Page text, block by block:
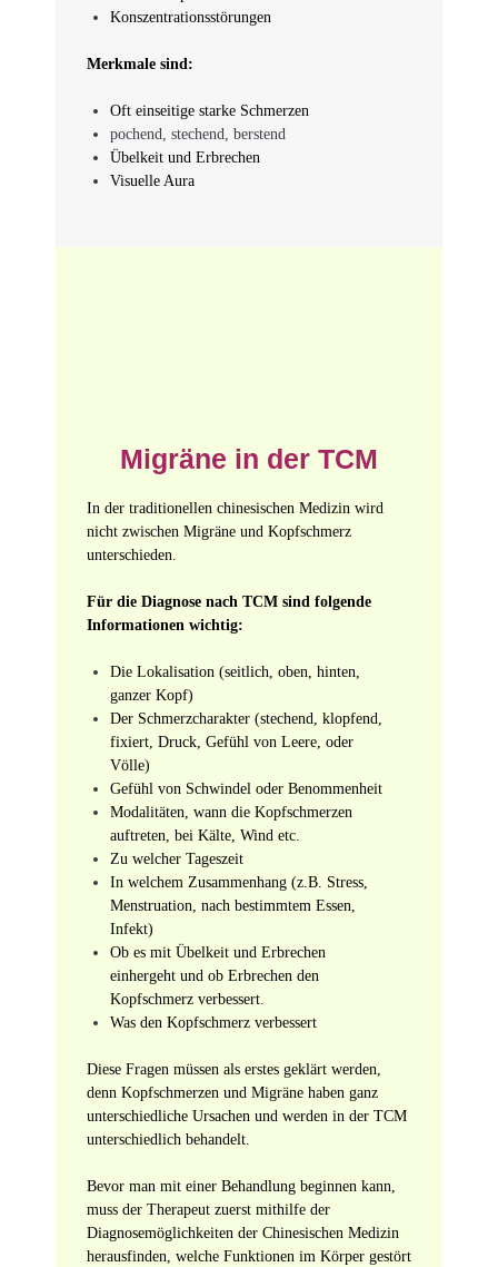
Konszentrationsstörungen
Merkmale sind:
Oft einseitige starke Schmerzen
pochend, stechend, berstend
Übelkeit und Erbrechen
Visuelle Aura
Migräne in der TCM
In der traditionellen chinesischen Medizin wird
nicht zwischen Migräne und Kopfschmerz
unterschieden.
Für die Diagnose nach TCM sind folgende
Informationen wichtig:
Die Lokalisation (seitlich, oben, hinten,
ganzer Kopf)
Der Schmerzcharakter (stechend, klopfend,
fixiert, Druck, Gefühl von Leere, oder
Völle)
Gefühl von Schwindel oder Benommenheit
Modalitäten, wann die Kopfschmerzen
auftreten, bei Kälte, Wind etc.
Zu welcher Tageszeit
In welchem Zusammenhang (z.B. Stress,
Menstruation, nach bestimmtem Essen,
Infekt)
Ob es mit Übelkeit und Erbrechen
einhergeht und ob Erbrechen den
Kopfschmerz verbessert.
Was den Kopfschmerz verbessert
Diese Fragen müssen als erstes geklärt werden,
denn Kopfschmerzen und Migräne haben ganz
unterschiedliche Ursachen und werden in der TCM
unterschiedlich behandelt.
Bevor man mit einer Behandlung beginnen kann,
muss der Therapeut zuerst mithilfe der
Diagnosemöglichkeiten der Chinesischen Medizin
herausfinden, welche Funktionen im Körper gestört